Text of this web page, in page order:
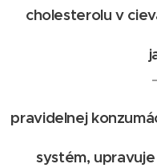
cholesterolu v
pravidelnej
systém,